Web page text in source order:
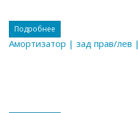
Подробнее
Амортизатор | зад прав/лев |